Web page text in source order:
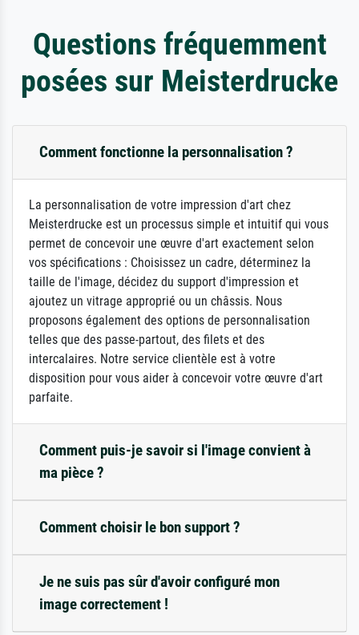
Questions fréquemment
posées sur Meisterdrucke
Comment fonctionne la personnalisation ?
La personnalisation de votre impression d'art chez
Meisterdrucke est un processus simple et intuitif qui vous
permet de concevoir une œuvre d'art exactement selon
vos spécifications : Choisissez un cadre, déterminez la
taille de l'image, décidez du support d'impression et
ajoutez un vitrage approprié ou un châssis. Nous
proposons également des options de personnalisation
telles que des passe-partout, des filets et des
intercalaires. Notre service clientèle est à votre
disposition pour vous aider à concevoir votre œuvre d'art
parfaite.
Comment puis-je savoir si l'image convient à
ma pièce ?
Comment choisir le bon support ?
Je ne suis pas sûr d'avoir configuré mon
image correctement !